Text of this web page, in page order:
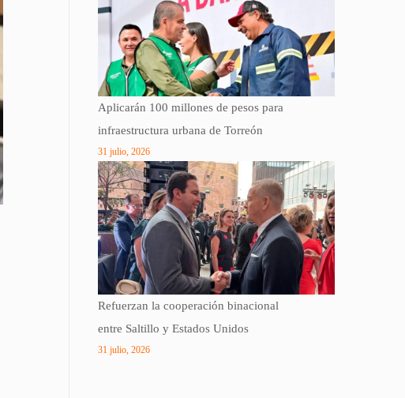
Aplicarán 100 millones de pesos para
infraestructura urbana de Torreón
31 julio, 2026
Refuerzan la cooperación binacional
entre Saltillo y Estados Unidos
31 julio, 2026